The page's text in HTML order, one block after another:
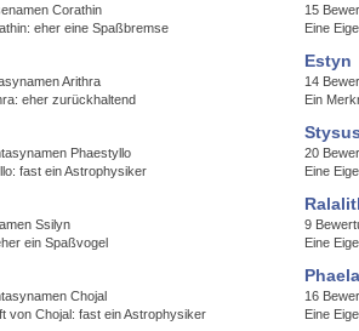
Corathin
eher eine Spaßbremse
15
Eine
Arithra
eher zurückhaltend
Estyn
14
Ein
Phaestyllo
fast ein Astrophysiker
20
Eine
Ssilyn
ein Spaßvogel
9
Eine
Chojal
von Chojal: fast ein Astrophysiker
16
Eine